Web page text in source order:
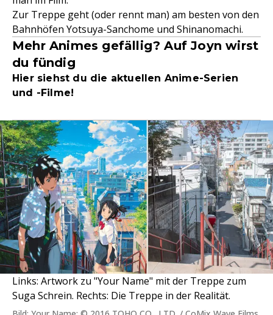
Zur Treppe geht (oder rennt man) am besten von den
Bahnhöfen Yotsuya-Sanchome und Shinanomachi.
Mehr Animes gefällig? Auf Joyn wirst
du fündig
Hier siehst du die aktuellen Anime-Serien
und -Filme!
Links: Artwork zu "Your Name" mit der Treppe zum
Suga Schrein. Rechts: Die Treppe in der Realität.